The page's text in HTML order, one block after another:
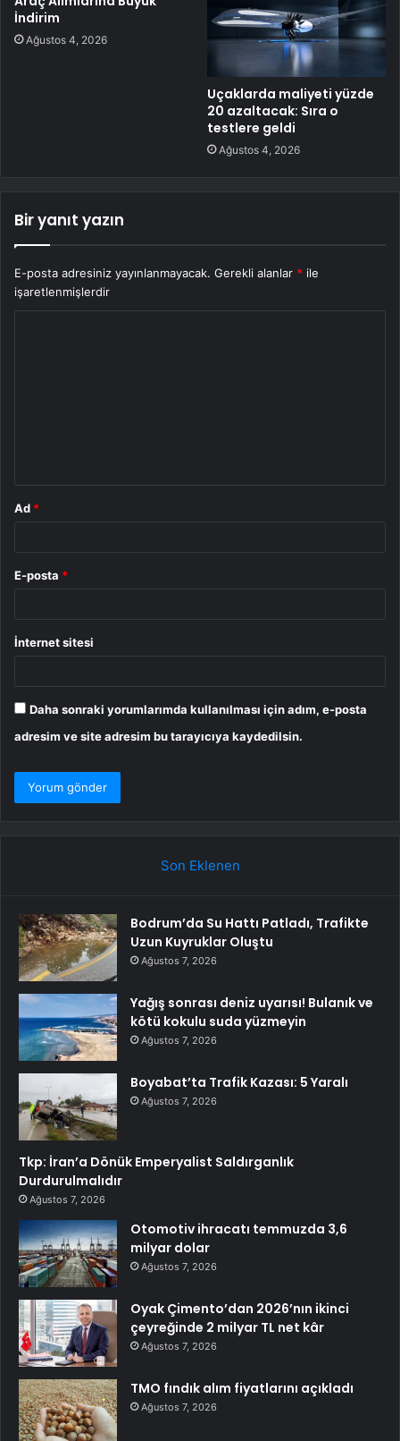
İndirim
Ağustos 4, 2026
Uçaklarda maliyeti yüzde
20 azaltacak: Sıra o
testlere geldi
Ağustos 4, 2026
Bir yanıt yazın
E-posta adresiniz yayınlanmayacak. Gerekli alanlar * ile
işaretlenmişlerdir
Ad *
E-posta *
İnternet sitesi
Daha sonraki yorumlarımda kullanılması için adım, e-posta
adresim ve site adresim bu tarayıcıya kaydedilsin.
Son Eklenen
Bodrum’da Su Hattı Patladı, Trafikte
Uzun Kuyruklar Oluştu
Ağustos 7, 2026
Yağış sonrası deniz uyarısı! Bulanık ve
kötü kokulu suda yüzmeyin
Ağustos 7, 2026
Boyabat’ta Trafik Kazası: 5 Yaralı
Ağustos 7, 2026
Tkp: İran’a Dönük Emperyalist Saldırganlık
Durdurulmalıdır
Ağustos 7, 2026
Otomotiv ihracatı temmuzda 3,6
milyar dolar
Ağustos 7, 2026
Oyak Çimento’dan 2026’nın ikinci
çeyreğinde 2 milyar TL net kâr
Ağustos 7, 2026
TMO fındık alım fiyatlarını açıkladı
Ağustos 7, 2026